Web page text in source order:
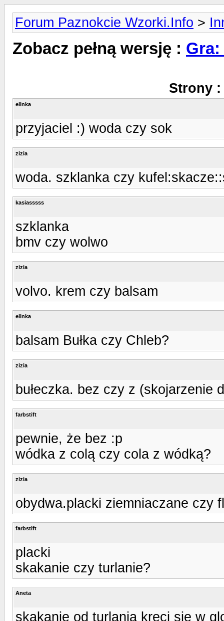
Forum Paznokcie Wzorki.Info >
Zobacz pełną wersję :
Strony :
elinka
przyjaciel :) woda czy sok
zizia
woda. szklanka czy
kasiasssss
szklanka
bmv czy wolwo
zizia
volvo. krem czy balsam
elinka
balsam Bułka czy Chleb?
zizia
bułeczka. bez czy z
farbstift
pewnie, że bez :p
wódka z colą czy cola z wódką?
zizia
obydwa.placki ziemniaczane czy
farbstift
placki
skakanie czy turlanie?
Aneta
skakanie od turlania kreci sie w